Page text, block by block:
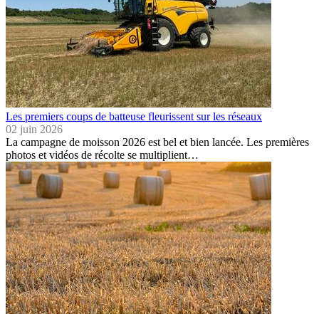
Les premiers coups de batteuse fleurissent sur les réseaux
02 juin 2026
La campagne de moisson 2026 est bel et bien lancée. Les premières
photos et vidéos de récolte se multiplient…